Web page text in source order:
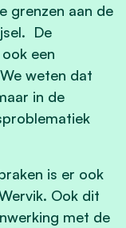
grenzen aan de
De
een
weten dat
in de
is er ook
Ook dit
met de